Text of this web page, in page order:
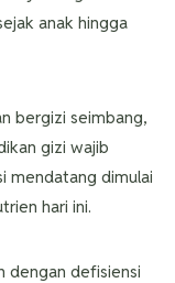
anak hingga
bergizi seimbang,
gizi wajib
mendatang dimulai
hari ini.
dengan defisiensi